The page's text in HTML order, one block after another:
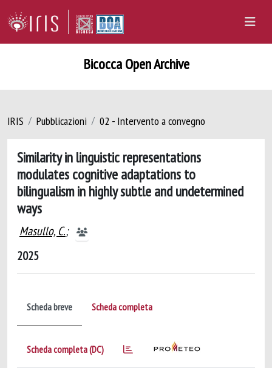
Bicocca Open Archive
IRIS Pubblicazioni 02 - Intervento a convegno
Similarity in linguistic representations
modulates cognitive adaptations to
bilingualism in highly subtle and undetermined
ways
Masullo, C.;
2025
Scheda breve Scheda completa
Scheda completa (DC)